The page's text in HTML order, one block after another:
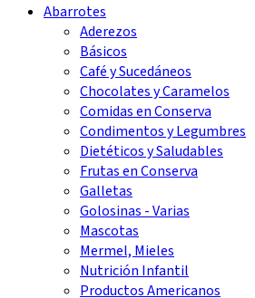
Abarrotes
Aderezos
Básicos
Café y Sucedáneos
Chocolates y Caramelos
Comidas en Conserva
Condimentos y Legumbres
Dietéticos y Saludables
Frutas en Conserva
Galletas
Golosinas - Varias
Mascotas
Mermel, Mieles
Nutrición Infantil
Productos Americanos